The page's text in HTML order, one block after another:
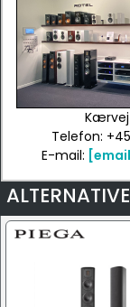
Kærvej
Telefon:
E-mail: